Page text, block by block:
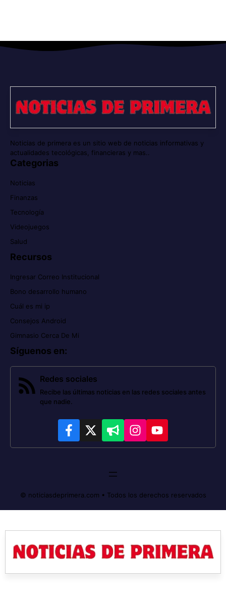
Noticias de primera es un sitio web de noticias informativas y
actualidades tecológicas, financieras y mas..
Categorias
Noticias
Finanzas
Tecnología
Videojuegos
Salud
Recursos
Ingresar Correo Institucional
Bono desarrollo humano
Cuál es mi ip
Consejos Android
Gimnasio Cerca De Mi
Síguenos en:
Redes sociales
Recibe las últimas noticias en las redes sociales antes
que nadie.
© noticiasdeprimera.com • Todos los derechos reservados